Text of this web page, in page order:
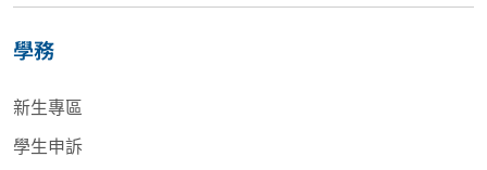
學務
新生專區
學生申訴